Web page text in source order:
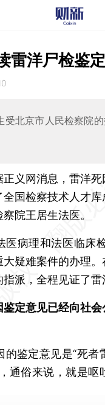
雷洋尸检鉴
受北京市人民检察院
正义网消息，雷洋
国检察技术人才
院王居生法医。
病理和法医临床
疑难案件的办理
派，全程见证了雷
意见已经向社会
的鉴定意见是“死
通俗来说，就是